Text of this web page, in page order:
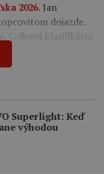
2026. Jan
dojazde.
Celkovú klasifikáciu
Superlight: Keď
výhodou